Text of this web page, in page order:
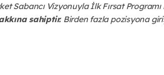
Sabancı Vizyonuyla İlk Fırsat
sahiptir. Birden fazla pozisyona